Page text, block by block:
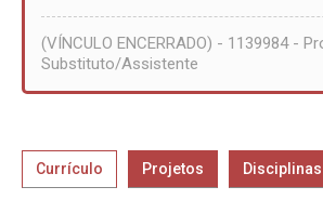
(VÍNCULO ENCERRADO) - 1139984 -
Substituto/Assistente
Currículo Projetos Disciplinas